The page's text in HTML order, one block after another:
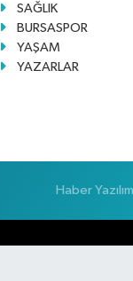
SAĞLIK
BURSASPOR
YAŞAM
YAZARLAR
Haber